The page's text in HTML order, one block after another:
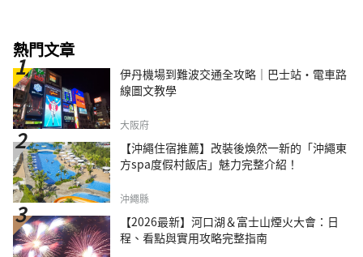
熱門文章
伊丹機場到難波交通全攻略｜巴士站・電車路
線圖文教學
大阪府
【沖繩住宿推薦】改裝後煥然一新的「沖繩東
方spa度假村飯店」魅力完整介紹！
沖繩縣
【2026最新】河口湖＆富士山煙火大會：日
程、看點與實用攻略完整指南